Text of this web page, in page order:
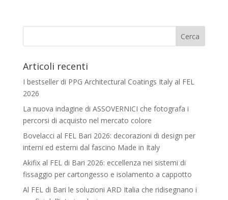
Articoli recenti
I bestseller di PPG Architectural Coatings Italy al FEL
2026
La nuova indagine di ASSOVERNICI che fotografa i
percorsi di acquisto nel mercato colore
Bovelacci al FEL Bari 2026: decorazioni di design per
interni ed esterni dal fascino Made in Italy
Akifix al FEL di Bari 2026: eccellenza nei sistemi di
fissaggio per cartongesso e isolamento a cappotto
Al FEL di Bari le soluzioni ARD Italia che ridisegnano i